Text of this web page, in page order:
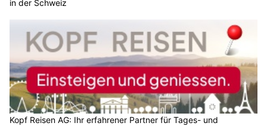
in der Schweiz
Kopf Reisen AG: Ihr erfahrener Partner für Tages- und